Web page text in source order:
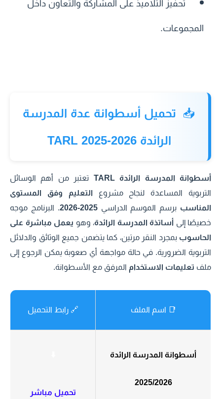
تحفيز التلاميذ على المشاركة والتعاون داخل
المجموعات.
📥 تحميل أسطوانة عدة المدرسة
الرائدة TARL 2025-2026
أسطوانة المدرسة الرائدة TARL
تعتبر من أهم الوسائل
التربوية المساعدة لنجاح مشروع التعليم وفق المستوى
المناسب برسم الموسم الدراسي2025-2026
. البرنامج موجه
خصيصًا إلى أساتذة المدرسة الرائدة، وهو يعمل مباشرة على
الحاسوب بمجرد النقر مرتين، كما يتضمن جميع الوثائق والدلائل
التربوية الضرورية. في حالة مواجهة أي صعوبة يمكن الرجوع إلى
ملف تعليمات الاستخدام المرفق مع الأسطوانة.
📑 اسم الملف 🔗 رابط التحميل
أسطوانة المدرسة الرائدة
2025/2026
تحميل مباشر